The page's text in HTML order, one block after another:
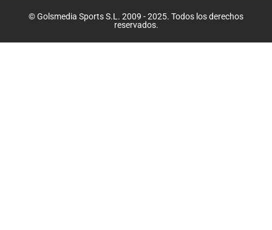
© Golsmedia Sports S.L. 2009 - 2025. Todos los derechos
reservados.